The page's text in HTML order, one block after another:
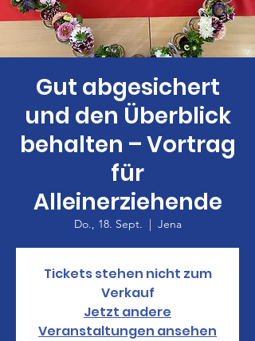
Gut abgesichert
und den Überblick
behalten – Vortrag
für
Alleinerziehende
Do., 18. Sept.
  |
Jena
Tickets stehen nicht zum
Verkauf
Jetzt andere
Veranstaltungen ansehen